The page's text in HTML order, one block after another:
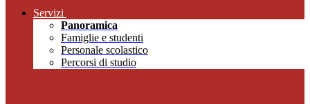
Servizi
Panoramica
Famiglie e studenti
Personale scolastico
Percorsi di studio